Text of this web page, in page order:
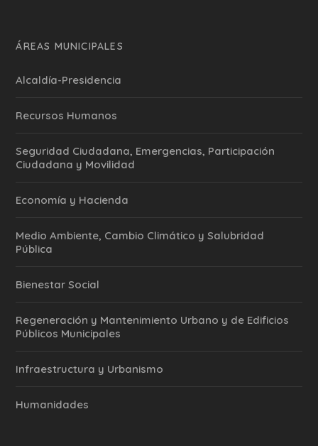
ÁREAS MUNICIPALES
Alcaldía-Presidencia
Recursos Humanos
Seguridad Ciudadana, Emergencias, Participación
Ciudadana y Movilidad
Economía y Hacienda
Medio Ambiente, Cambio Climático y Salubridad
Pública
Bienestar Social
Regeneración y Mantenimiento Urbano y de Edificios
Públicos Municipales
Infraestructura y Urbanismo
Humanidades